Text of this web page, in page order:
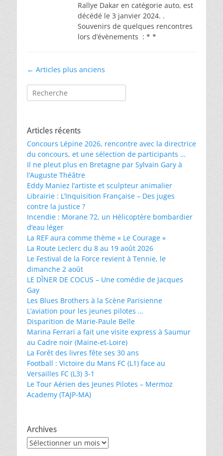
Rallye Dakar en catégorie auto, est
décédé le 3 janvier 2024. .
Souvenirs de quelques rencontres
lors d’évènements : * *
Navigation
articles
← Articles plus anciens
Rechercher :
Articles récents
Concours Lépine 2026, rencontre avec la directrice
du concours, et une sélection de participants …
Il ne pleut plus en Bretagne par Sylvain Gary à
l’Auguste Théâtre
Eddy Maniez l’artiste et sculpteur animalier
Librairie : L’Inquisition Française – Des juges
contre la justice ?
Incendie : Morane 72, un Hélicoptère bombardier
d’eau léger
La REF aura comme thème « Le Courage »
La Route Leclerc du 8 au 19 août 2026
Le Festival de la Force revient à Tennie, le
dimanche 2 août
LE DÎNER DE COCUS – Une comédie de Jacques
Gay
Les Blues Brothers à la Scène Parisienne
L’aviation pour les jeunes pilotes …
Disparition de Marie-Paule Belle
Marina Ferrari a fait une visite express à Saumur
au Cadre noir (Maine-et-Loire)
La Forêt des livres fête ses 30 ans
Football : Victoire du Mans FC (L1) face au
Versailles FC (L3) 3-1
Le Tour Aérien des Jeunes Pilotes – Mermoz
Academy (TAJP-MA)
Archives
Archives